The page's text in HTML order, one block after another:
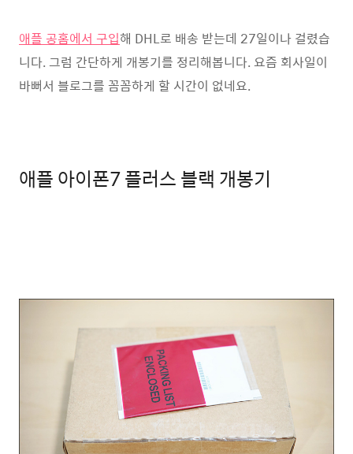
애플 공홈에서 구입해 DHL로 배송 받는데 27일이나 걸렸습
니다. 그럼 간단하게 개봉기를 정리해봅니다. 요즘 회사일이
바뻐서 블로그를 꼼꼼하게 할 시간이 없네요.
애플 아이폰7 플러스 블랙 개봉기